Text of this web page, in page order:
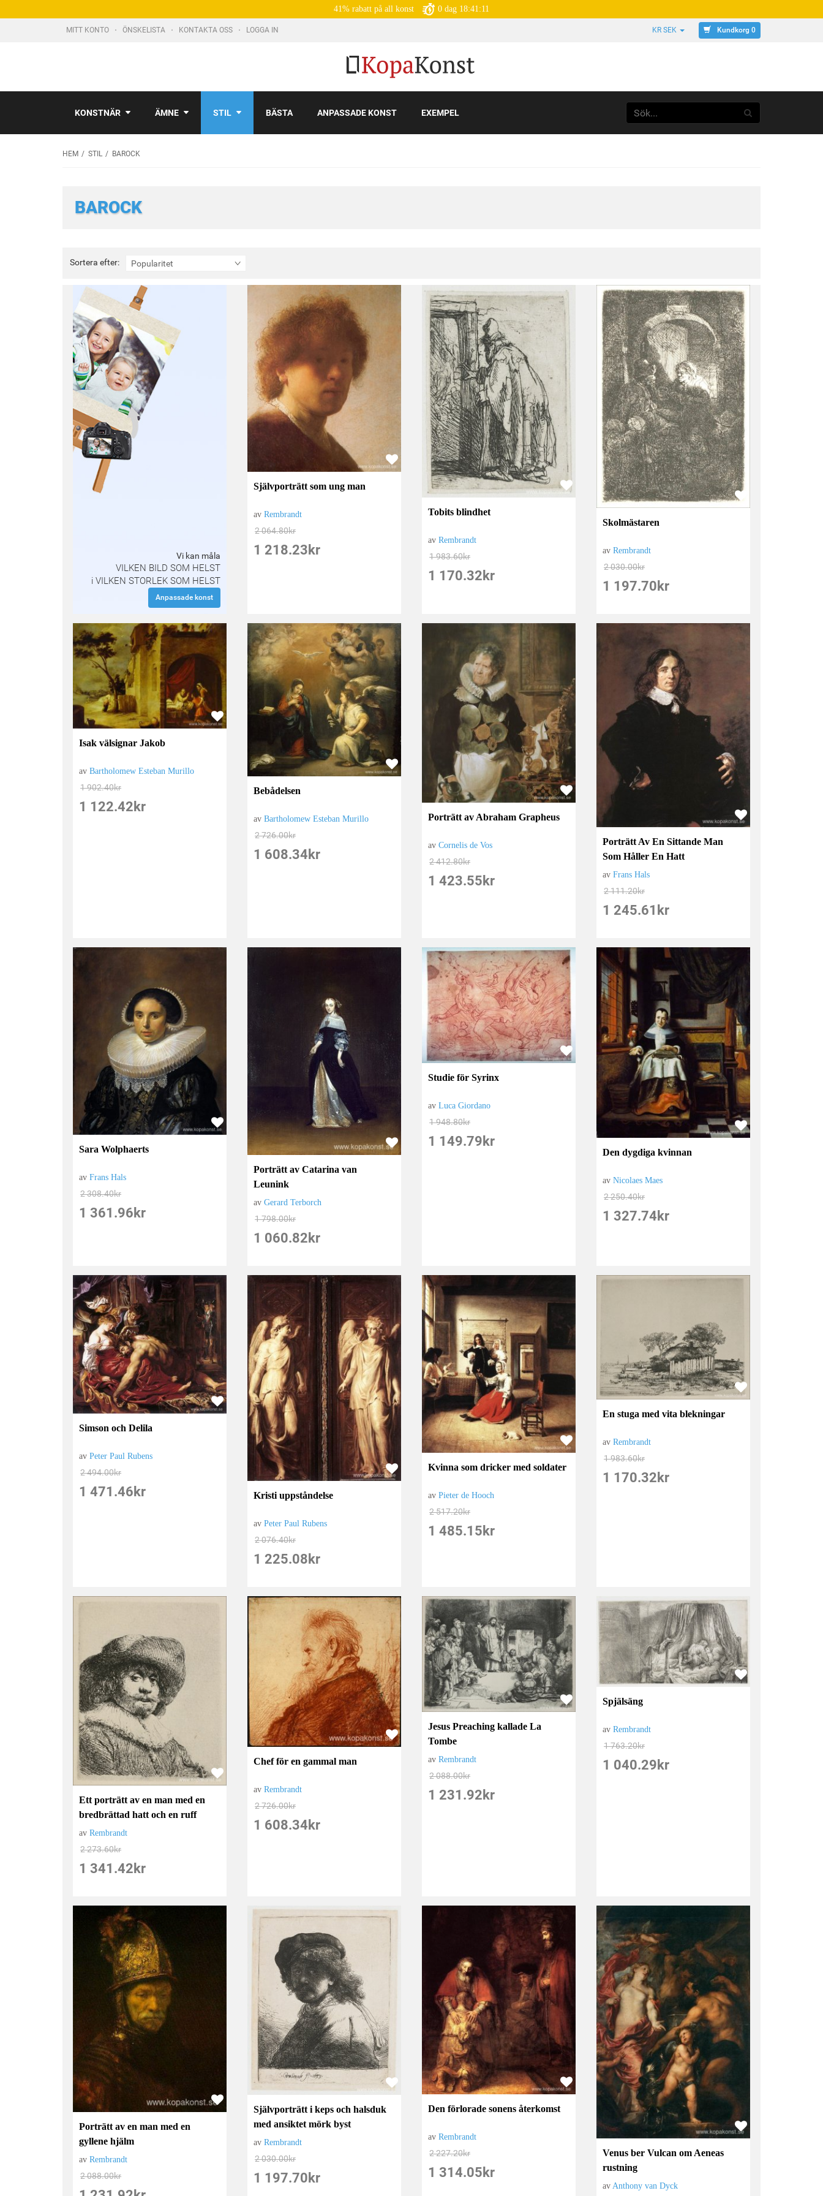
41% rabatt på all konst 0 dag 18:41:09
MITT KONTO ÖNSKELISTA KONTAKTA OSS LOGGA IN KR SEK Kundkorg 0
KONSTNÄR ÄMNE STIL BÄSTA ANPASSADE KONST EXEMPEL
HEM STIL BAROCK
BAROCK
Sortera efter: Popularitet
Sortera
efter:
Vi kan måla
VILKEN BILD SOM HELST
i VILKEN STORLEK SOM HELST
Anpassade konst
Självporträtt som ung man
avRembrandt
2 064.80kr
1 218.23 kr
Tobits blindhet
avRembrandt
1 983.60kr
1 170.32 kr
Skolmästaren
avRembrandt
2 030.00kr
1 197.70 kr
Isak välsignar Jakob
avBartholomew Esteban Murillo
1 902.40kr
1 122.42 kr
Bebådelsen
avBartholomew Esteban Murillo
2 726.00kr
1 608.34 kr
Porträtt av Abraham Grapheus
avCornelis de Vos
2 412.80kr
1 423.55 kr
Porträtt Av En Sittande Man
Som Håller En Hatt
avFrans Hals
2 111.20kr
1 245.61 kr
Sara Wolphaerts
avFrans Hals
2 308.40kr
1 361.96 kr
Porträtt av Catarina van
Leunink
avGerard Terborch
1 798.00kr
1 060.82 kr
Studie för Syrinx
avLuca Giordano
1 948.80kr
1 149.79 kr
Den dygdiga kvinnan
avNicolaes Maes
2 250.40kr
1 327.74 kr
Simson och Delila
avPeter Paul Rubens
2 494.00kr
1 471.46 kr Kristi uppståndelse
avPeter Paul Rubens
2 076.40kr
1 225.08 kr
Kvinna som dricker med soldater
avPieter de Hooch
2 517.20kr
1 485.15 kr
En stuga med vita blekningar
avRembrandt
1 983.60kr
1 170.32 kr
Ett porträtt av en man med en
bredbrättad hatt och en ruff
avRembrandt
2 273.60kr
1 341.42 kr
Chef för en gammal man
avRembrandt
2 726.00kr
1 608.34 kr
Jesus Preaching kallade La
Tombe
avRembrandt
2 088.00kr
1 231.92 kr
Spjälsäng
avRembrandt
1 763.20kr
1 040.29 kr
Porträtt av en man med en
gyllene hjälm
avRembrandt
2 088.00kr
Självporträtt i keps och halsduk
med ansiktet mörk byst
avRembrandt
2 030.00kr
1 197.70 kr
Den förlorade sonens återkomst
avRembrandt
2 227.20kr
1 314.05 kr
Venus ber Vulcan om Aeneas
rustning
av Anthony van Dyck